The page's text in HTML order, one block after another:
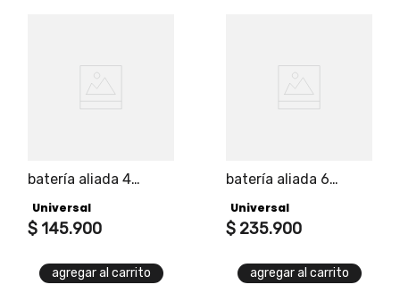
batería aliada 4
Universal
$ 145.900
agregar al carrito
batería aliada 6
Universal
$ 235.900
agregar al carrito